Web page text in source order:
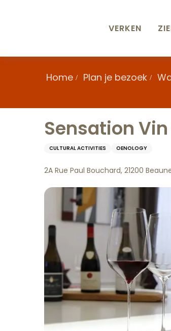
VERKEN
Home Plan je bezoek
Sensation
CULTURAL ACTIVITIES OENOLOGY
2A Rue Paul Bouchard, 21200